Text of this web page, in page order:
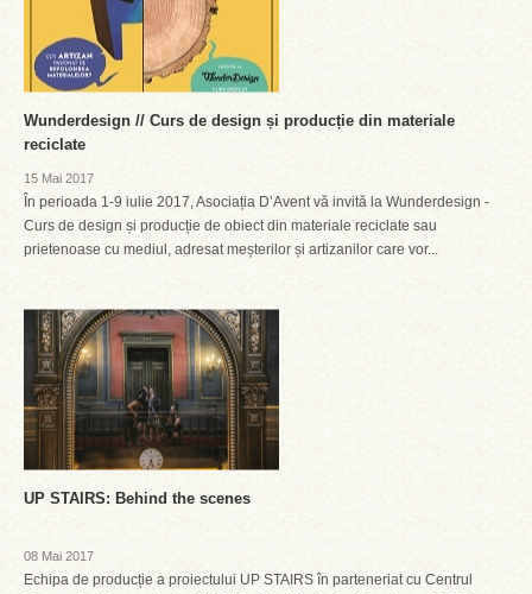
Wunderdesign // Curs de design și producție din materiale
reciclate
15 Mai 2017
În perioada 1-9 iulie 2017, Asociația D’Avent vă invită la Wunderdesign -
Curs de design și producție de obiect din materiale reciclate sau
prietenoase cu mediul, adresat meșterilor și artizanilor care vor...
UP STAIRS: Behind the scenes
08 Mai 2017
Echipa de producție a proiectului UP STAIRS în parteneriat cu Centrul